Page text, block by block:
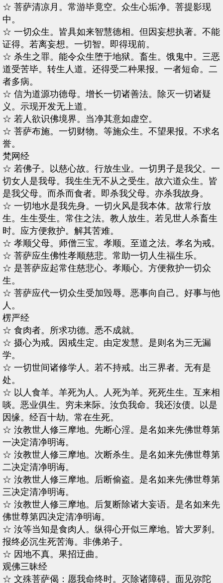
☆ 菩萨清凉月。常游毕竟空。众生心垢净。菩提影现
中。
☆ 一切众生。皆具如来智慧德相。但因妄想执著。不能
证得。若离妄想。一切智。即得现前。
☆ 杀生之罪。能令众生堕于地狱。畜生。饿鬼中。三恶
道受苦毕。转生人道。还得受二种果报。一者短命。二
者多病。
☆ 信为道源功德母。增长一切诸善法。除灭一切诸疑
义。示现开发无上道。
☆ 若人欲识佛境界。当净其意如虚空。
☆ 菩萨布施。一切财物。等施众生。不望果报。不求名
誉。
梵网经
☆ 若佛子。以慈心故。行放生业。一切男子是我父。一
切女人是我母。我生生无不从之受生。故六道众生。皆
是我父母。而杀而食者。即杀我父母。亦杀我故身。
☆ 一切地水是我先身。一切火风是我本体。故常行放
生。生生受生。常住之法。教人放生。若见世人杀畜生
时。应方便救护。解其苦难。
☆ 孝顺父母。师僧三宝。孝顺。至道之法。孝名为戒。
☆ 菩萨应生佛性孝顺慈悲。常助一切人生福生乐。
☆ 是菩萨应起常住慈悲心。孝顺心。方便救护一切众
生。
☆ 菩萨应代一切众生受加毁辱。恶事向自己。好事与他
人。
楞严经
☆ 食肉者。所求功德。悉不成就。
☆ 摄心为戒。因戒生定。由定发慧。是则名为三无漏
学。
☆ 一切世间诸修学人。若不持戒。出三界者。无有是
处。
☆ 以人食羊。羊死为人。人死为羊。死死生生。互来相
啖。恶业俱生。穷未来际。汝负我命。我还汝债。以是
因缘。经百十劫。常在生死。
☆ 汝教世人修三摩地。先断心淫。是名如来先佛世尊第
一决定清净明诲。
☆ 汝教世人修三摩地。次断杀生。是名如来先佛世尊第
二决定清净明诲。
☆ 汝教世人修三摩地。后断偷盗。是名如来先佛世尊第
三决定清净明诲。
☆ 汝教世人修三摩地。后复断除诸大妄语。是名如来先
佛世尊第四决定清净明诲。
☆ 汝等当知是食肉人。纵得心开似三摩地。皆大罗刹。
报终必沉生死苦海。非佛弟子。
☆ 因地不真。果招迂曲。
观佛三昧经
☆ 文殊菩萨偈：愿我命终时。灭除诸障碍。面见弥陀